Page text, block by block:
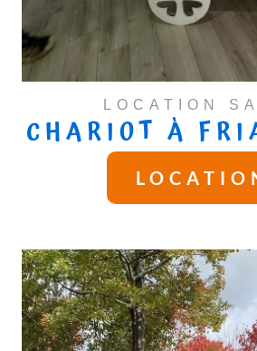
LOCATION
CHARIOT À